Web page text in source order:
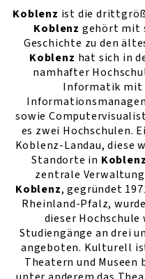
Koblenz ist die
Koblenz gehört mit
Geschichte zu den
Koblenz hat sich in
namhafter
Informatik mit
sowie
es zwei Hochschulen.
Koblenz-Landau, diese
Standorte in Koblenz
zentrale
Koblenz, gegründet
Rheinland-Pfalz,
dieser Hochschule
Studiengänge an drei
angeboten. Kulturell
Theatern und